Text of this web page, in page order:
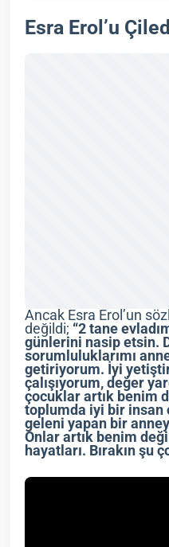
Esra Erol’u
Ancak Esra Erol’un
değildi; “2 tane
günlerini nasip etsin.
sorumluluklarımı
getiriyorum. İyi
çalışıyorum, değer
çocuklar artık benim
toplumda iyi bir insan
geleni yapan bir
Onlar artık benim
hayatları. Bırakın şu